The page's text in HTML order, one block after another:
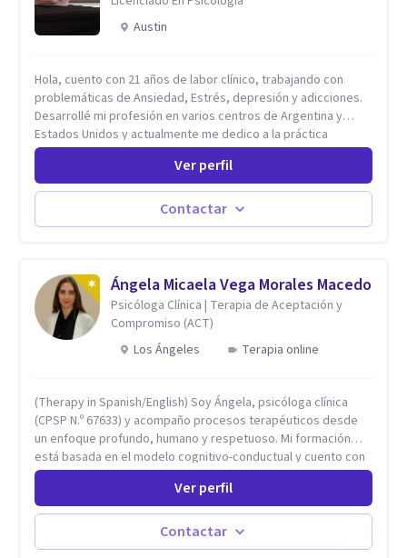
Austin
Hola, cuento con 21 años de labor clínico, trabajando con
problemáticas de Ansiedad, Estrés, depresión y adicciones.
Desarrollé mi profesión en varios centros de Argentina y
Estados Unidos y actualmente me dedico a la práctica
privada. Utilizo terapias cognitivas conductuales basadas en
evidencia científica con comprobados resultados. Los
objetivos terapéuticos están centrados en brindar
herramientas concretas para el cambio, que permitan
desarrollar nuevas habilidades y estrategias basadas en la
Ver perfil
Contactar
Ángela Micaela Vega Morales Macedo
Psicóloga Clínica | Terapia de Aceptación y
Compromiso (ACT)
Los Ángeles
Terapia online
(Therapy in Spanish/English) Soy Ángela, psicóloga clínica
(CPSP N.º 67633) y acompaño procesos terapéuticos desde
un enfoque profundo, humano y respetuoso. Mi formación
está basada en el modelo cognitivo-conductual y cuento con
especialización en Terapia de Aceptación y Compromiso
(ACT), formada en Fundación Foro, Argentina. Estos estudios,
junto con mi desarrollo profesional, me han permitido
construir una base sólida desde la cual acompaño cada
proceso con sensibilidad, criterio clínico y una mirada
Ver perfil
Contactar